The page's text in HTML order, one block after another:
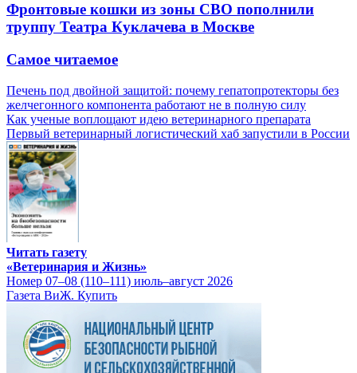
Фронтовые кошки из зоны СВО пополнили
труппу Театра Куклачева в Москве
Самое читаемое
Печень под двойной защитой: почему гепатопротекторы без
желчегонного компонента работают не в полную силу
Как ученые воплощают идею ветеринарного препарата
Первый ветеринарный логистический хаб запустили в России
Читать газету
«Ветеринария и Жизнь»
Номер 07–08 (110–111) июль–август 2026
Газета ВиЖ. Купить